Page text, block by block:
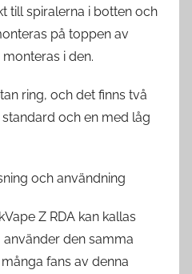
till spiralerna i botten och
på toppen av
i den.
ring, och det finns två
och en med låg
och användning
Z RDA kan kallas
den samma
fans av denna